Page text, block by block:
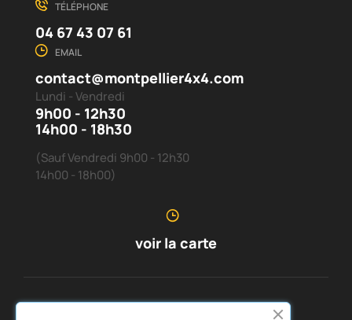
TÉLÉPHONE
04 67 43 07 61
EMAIL
contact@montpellier4x4.com
Lundi - Vendredi
9h00 - 12h30
14h00 - 18h30
(Sauf Vendredi 9h00 - 12h30
14h00 - 18h00)
voir la carte